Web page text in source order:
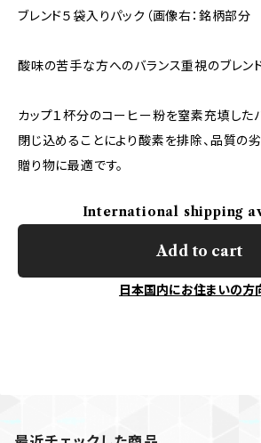
ブレンド５袋入りパック（画像右：銘柄部分
酸味の苦手な方へのバランス重視のブレンド
カップ１杯分のコーヒー粉を窒素充填した
閉じ込めることにより酸素を排除、品質の
贈り物に最適です。
International shipping
Add to cart
日本国内にお住まいの方